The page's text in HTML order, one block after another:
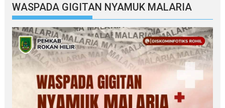
WASPADA GIGITAN NYAMUK MALARIA